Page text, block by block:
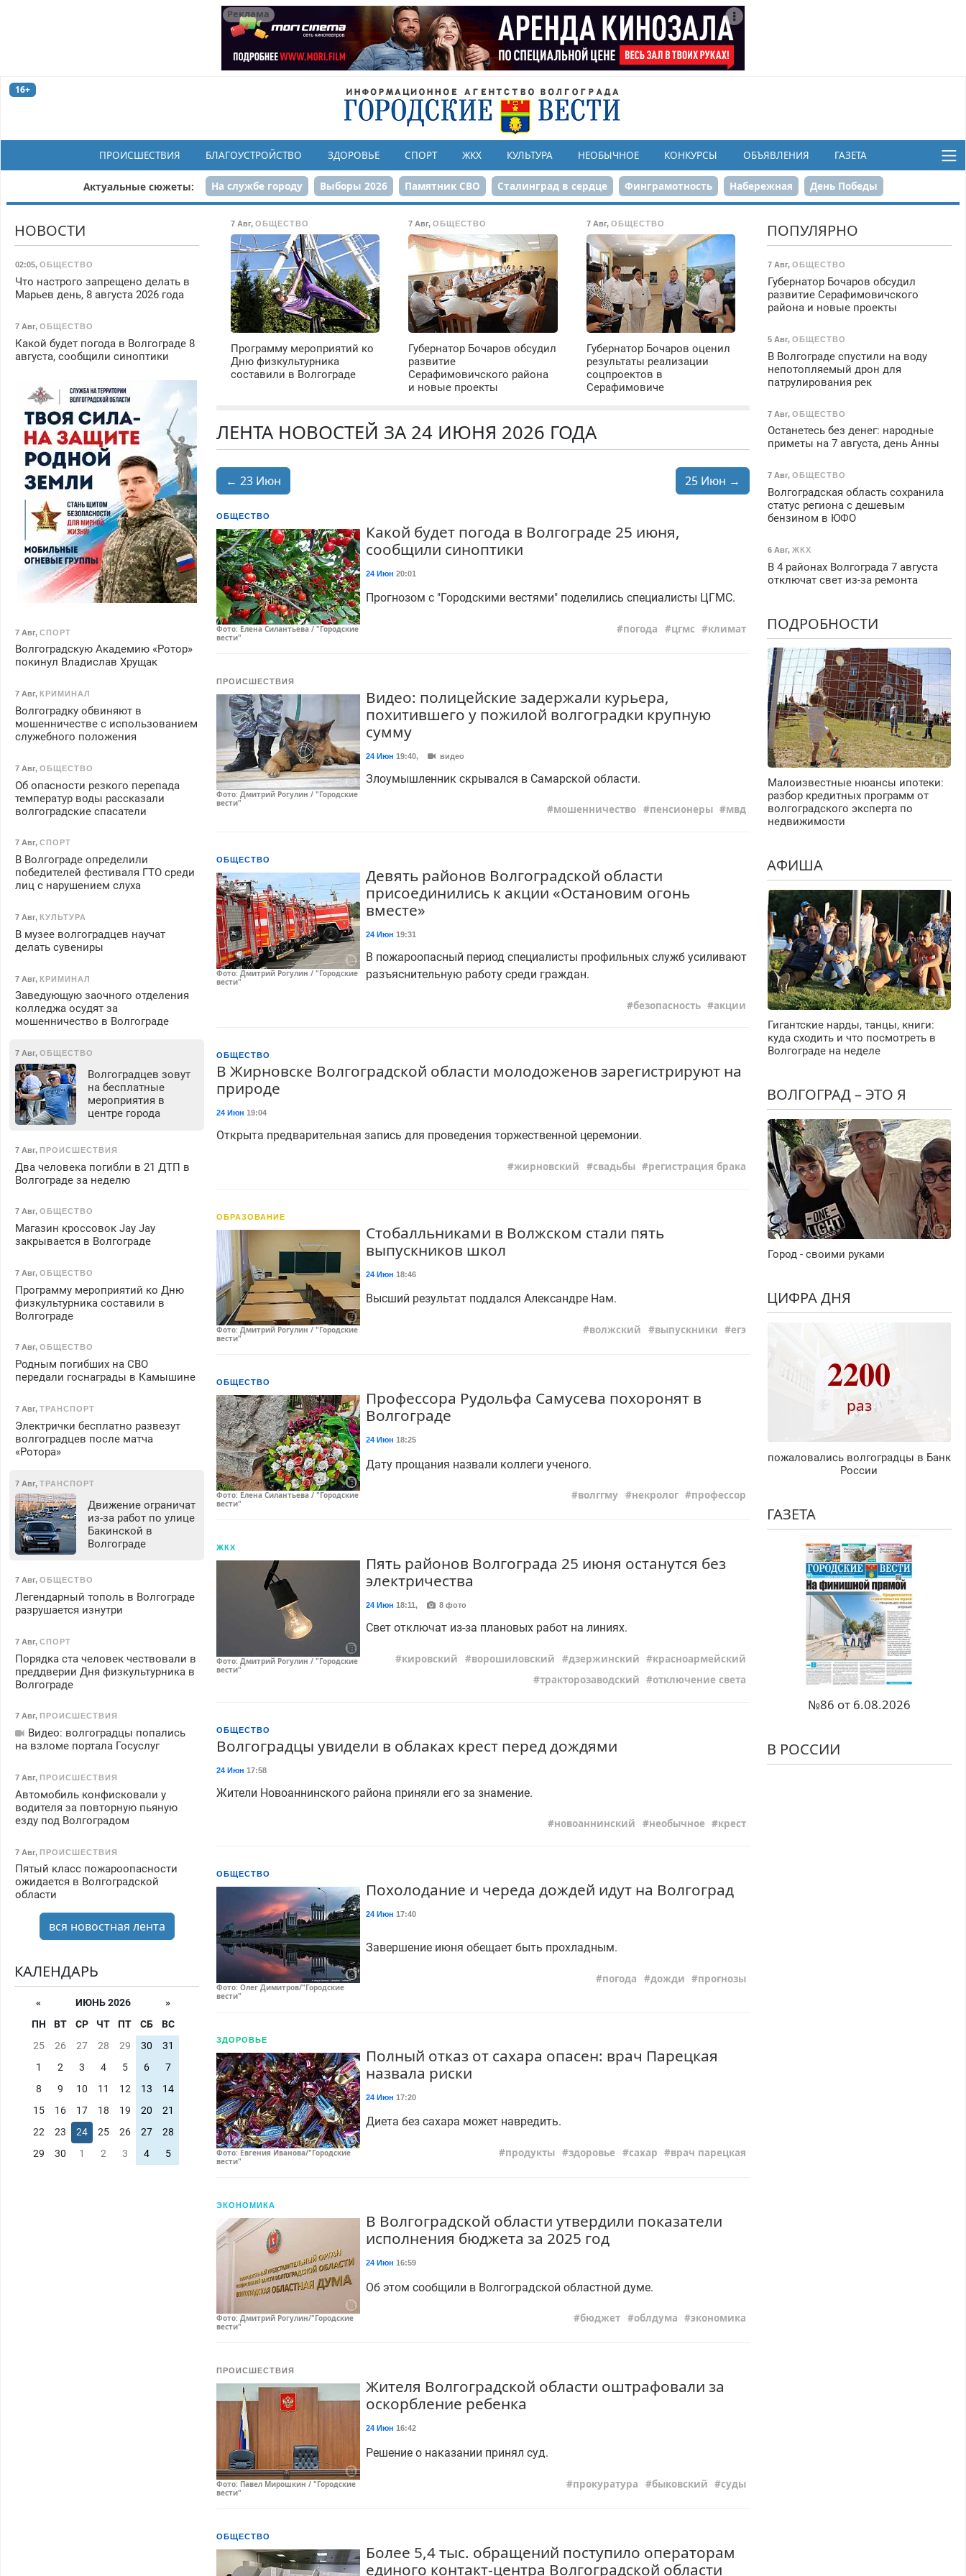
Реклама
16+
ПРОИСШЕСТВИЯ БЛАГОУСТРОЙСТВО ЗДОРОВЬЕ СПОРТ ЖКХ КУЛЬТУРА НЕОБЫЧНОЕ КОНКУРСЫ ОБЪЯВЛЕНИЯ ГАЗЕТА
Актуальные сюжеты: На службе городу Выборы 2026 Памятник СВО Сталинград в сердце Финграмотность Набережная День Победы
Реконструкция ЦПКиО 80-летие Победы Парк Героев-летчиков
7 Авг,ОБЩЕСТВО
Программу мероприятий ко
Дню физкультурника
составили в Волгограде
7 Авг,ОБЩЕСТВО
Губернатор Бочаров обсудил
развитие
Серафимовичского района
и новые проекты
7 Авг, ОБЩЕСТВО
Губернатор Бочаров оценил
результаты реализации
соцпроектов в
Серафимовиче
ЛЕНТА НОВОСТЕЙ ЗА 24 ИЮНЯ 2026 ГОДА
← 23 Июн 25 Июн →
ОБЩЕСТВО
Фото: Елена Силантьева / "Городские
вести"
Какой будет погода в Волгограде 25 июня,
сообщили синоптики
24 Июн 20:01
Прогнозом с "Городскими вестями" поделились специалисты ЦГМС.
погода цгмс климат
ПРОИСШЕСТВИЯ
Фото: Дмитрий Рогулин / "Городские
вести"
Видео: полицейские задержали курьера,
похитившего у пожилой волгоградки крупную
сумму
24 Июн 19:40, видео
Злоумышленник скрывался в Самарской области.
мошенничество пенсионеры мвд
ОБЩЕСТВО
Фото: Дмитрий Рогулин / "Городские
вести"
Девять районов Волгоградской области
присоединились к акции «Остановим огонь
вместе»
24 Июн 19:31
В пожароопасный период специалисты профильных служб усиливают
разъяснительную работу среди граждан.
безопасность акции
ОБЩЕСТВО
В Жирновске Волгоградской области молодоженов зарегистрируют на
природе
24 Июн 19:04
Открыта предварительная запись для проведения торжественной церемонии.
жирновский свадьбы регистрация брака
ОБРАЗОВАНИЕ
Фото: Дмитрий Рогулин / "Городские
вести"
Стобалльниками в Волжском стали пять
выпускников школ
24 Июн 18:46
Высший результат поддался Александре Нам.
волжский выпускники егэ
ОБЩЕСТВО
Фото: Елена Силантьева / "Городские
вести"
Профессора Рудольфа Самусева похоронят в
Волгограде
24 Июн 18:25
Дату прощания назвали коллеги ученого.
волггму некролог профессор
ЖКХ
Фото: Дмитрий Рогулин / "Городские
вести"
Пять районов Волгограда 25 июня останутся без
электричества
24 Июн 18:11, 8 фото
Свет отключат из-за плановых работ на линиях.
кировский ворошиловский дзержинский
красноармейский
тракторозаводский
отключение света
ОБЩЕСТВО
Волгоградцы увидели в облаках крест перед дождями
24 Июн 17:58
Жители Новоаннинского района приняли его за знамение.
новоаннинский необычное крест
ОБЩЕСТВО
Фото: Олег Димитров/"Городские
вести"
Похолодание и череда дождей идут на Волгоград
24 Июн 17:40
Завершение июня обещает быть прохладным.
погода дожди прогнозы
ЗДОРОВЬЕ
Фото: Евгения Иванова/"Городские
вести"
Полный отказ от сахара опасен: врач Парецкая
назвала риски
24 Июн 17:20
Диета без сахара может навредить.
продукты здоровье сахар врач парецкая
ЭКОНОМИКА
Фото: Дмитрий Рогулин/"Городские
вести"
В Волгоградской области утвердили показатели
исполнения бюджета за 2025 год
24 Июн 16:59
Об этом сообщили в Волгоградской областной думе.
бюджет облдума экономика
ПРОИСШЕСТВИЯ
Фото: Павел Мирошкин / "Городские
вести"
Жителя Волгоградской области оштрафовали за
оскорбление ребенка
24 Июн 16:42
Решение о наказании принял суд.
прокуратура быковский суды
ОБЩЕСТВО
Более 5,4 тыс. обращений поступило операторам
единого контакт-центра Волгоградской области
НОВОСТИ
02:05, ОБЩЕСТВО
Что настрого запрещено делать в
Марьев день, 8 августа 2026 года
7 Авг, ОБЩЕСТВО
Какой будет погода в Волгограде 8
августа, сообщили синоптики
7 Авг, СПОРТ
Волгоградскую Академию «Ротор»
покинул Владислав Хрущак
7 Авг, КРИМИНАЛ
Волгоградку обвиняют в
мошенничестве с использованием
служебного положения
7 Авг, ОБЩЕСТВО
Об опасности резкого перепада
температур воды рассказали
волгоградские спасатели
7 Авг, СПОРТ
В Волгограде определили
победителей фестиваля ГТО среди
лиц с нарушением слуха
7 Авг, КУЛЬТУРА
В музее волгоградцев научат
делать сувениры
7 Авг, КРИМИНАЛ
Заведующую заочного отделения
колледжа осудят за
мошенничество в Волгограде
7 Авг, ОБЩЕСТВО
Волгоградцев зовут
на бесплатные
мероприятия в
центре города
7 Авг, ПРОИСШЕСТВИЯ
Два человека погибли в 21 ДТП в
Волгограде за неделю
7 Авг, ОБЩЕСТВО
Магазин кроссовок Jay Jay
закрывается в Волгограде
7 Авг, ОБЩЕСТВО
Программу мероприятий ко Дню
физкультурника составили в
Волгограде
7 Авг, ОБЩЕСТВО
Родным погибших на СВО
передали госнаграды в Камышине
7 Авг, ТРАНСПОРТ
Электрички бесплатно развезут
волгоградцев после матча
«Ротора»
7 Авг, ТРАНСПОРТ
Движение ограничат
из-за работ по улице
Бакинской в
Волгограде
7 Авг, ОБЩЕСТВО
Легендарный тополь в Волгограде
разрушается изнутри
7 Авг, СПОРТ
Порядка ста человек чествовали в
преддверии Дня физкультурника в
Волгограде
7 Авг, ПРОИСШЕСТВИЯ
Видео: волгоградцы попались
на взломе портала Госуслуг
7 Авг, ПРОИСШЕСТВИЯ
Автомобиль конфисковали у
водителя за повторную пьяную
езду под Волгоградом
7 Авг, ПРОИСШЕСТВИЯ
Пятый класс пожароопасности
ожидается в Волгоградской
области
вся новостная лента
КАЛЕНДАРЬ
« ИЮНЬ 2026
»
ПН
ВТ СР ЧТ ПТ СБ
ВС
25
26 27 28 29 30
31
1
2 3 4 5 6
7
8
9 10 11 12 13
14
15
16 17 18 19 20
21
22
23 24 25 26 27
28
29
30 1 2 3 4 5
ПОПУЛЯРНО
7 Авг, ОБЩЕСТВО
Губернатор Бочаров обсудил
развитие Серафимовичского
района и новые проекты
5 Авг, ОБЩЕСТВО
В Волгограде спустили на воду
непотопляемый дрон для
патрулирования рек
7 Авг, ОБЩЕСТВО
Останетесь без денег: народные
приметы на 7 августа, день Анны
7 Авг, ОБЩЕСТВО
Волгоградская область сохранила
статус региона с дешевым
бензином в ЮФО
6 Авг, ЖКХ
В 4 районах Волгограда 7 августа
отключат свет из-за ремонта
ПОДРОБНОСТИ
Малоизвестные нюансы ипотеки:
разбор кредитных программ от
волгоградского эксперта по
недвижимости
АФИША
Гигантские нарды, танцы, книги:
куда сходить и что посмотреть в
Волгограде на неделе
ВОЛГОГРАД – ЭТО Я
Город - своими руками
ЦИФРА ДНЯ
2200
раз
пожаловались волгоградцы в Банк
России
ГАЗЕТА
№86 от 6.08.2026
В РОССИИ